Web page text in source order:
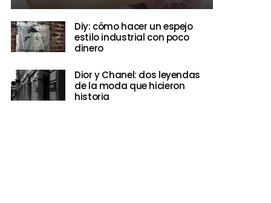
Diy: cómo hacer un espejo
estilo industrial con poco
dinero
Dior y Chanel: dos leyendas
de la moda que hicieron
historia